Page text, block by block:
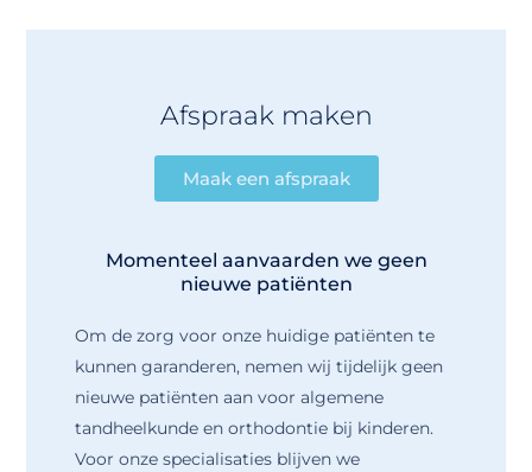
Afspraak maken
Maak een afspraak
Momenteel aanvaarden we geen
nieuwe patiënten
Om de zorg voor onze huidige patiënten te
kunnen garanderen, nemen wij tijdelijk geen
nieuwe patiënten aan voor algemene
tandheelkunde en orthodontie bij kinderen.
Voor onze specialisaties blijven we